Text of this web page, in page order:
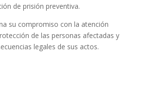
de prisión preventiva.
su compromiso con la atención
de las personas afectadas y
legales de sus actos.